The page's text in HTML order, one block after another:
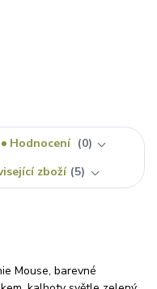
Hodnocení
0
zboží 5
Mouse, barevné